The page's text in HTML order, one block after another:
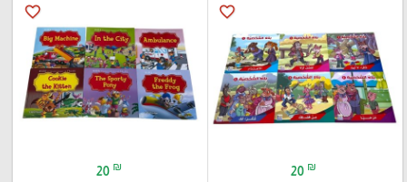
favorite_border
20 ₪
favorite_border
20 ₪